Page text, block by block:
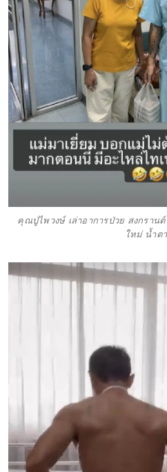
คุณปู่ไพวงษ์ เล่าอาการป่วย สงกราน
ใหม่ น้ำต